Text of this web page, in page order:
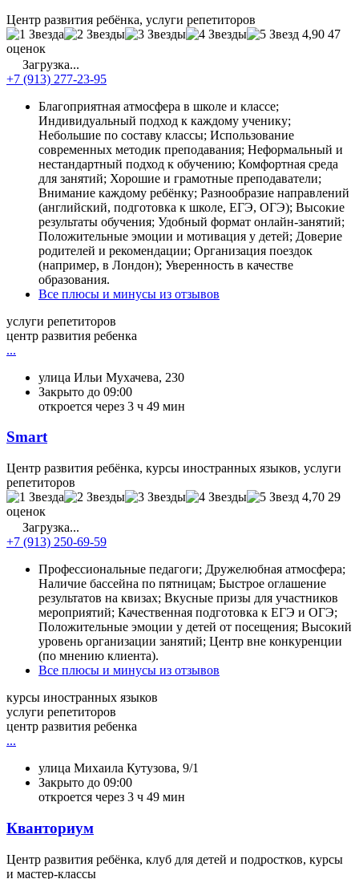
Центр развития ребёнка, услуги репетиторов
4,90 47
оценок
Загрузка...
+7 (913) 277-23-95
Благоприятная атмосфера в школе и классе;
Индивидуальный подход к каждому ученику;
Небольшие по составу классы; Использование
современных методик преподавания; Неформальный и
нестандартный подход к обучению; Комфортная среда
для занятий; Хорошие и грамотные преподаватели;
Внимание каждому ребёнку; Разнообразие направлений
(английский, подготовка к школе, ЕГЭ, ОГЭ); Высокие
результаты обучения; Удобный формат онлайн-занятий;
Положительные эмоции и мотивация у детей; Доверие
родителей и рекомендации; Организация поездок
(например, в Лондон); Уверенность в качестве
образования.
Все плюсы и минусы из отзывов
услуги репетиторов
центр развития ребенка
...
улица Ильи Мухачева, 230
Закрыто до 09:00
откроется через 3 ч 49 мин
Smart
Центр развития ребёнка, курсы иностранных языков, услуги
репетиторов
4,70 29
оценок
Загрузка...
+7 (913) 250-69-59
Профессиональные педагоги; Дружелюбная атмосфера;
Наличие бассейна по пятницам; Быстрое оглашение
результатов на квизах; Вкусные призы для участников
мероприятий; Качественная подготовка к ЕГЭ и ОГЭ;
Положительные эмоции у детей от посещения; Высокий
уровень организации занятий; Центр вне конкуренции
(по мнению клиента).
Все плюсы и минусы из отзывов
курсы иностранных языков
услуги репетиторов
центр развития ребенка
...
улица Михаила Кутузова, 9/1
Закрыто до 09:00
откроется через 3 ч 49 мин
Кванториум
Центр развития ребёнка, клуб для детей и подростков, курсы
и мастер-классы